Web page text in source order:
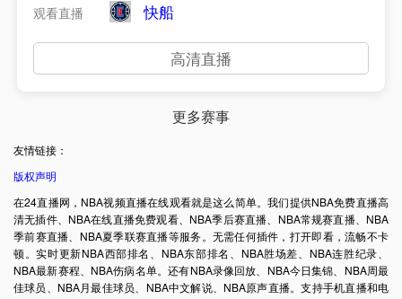
观看直播
快船
高清直播
更多赛事
友情链接：
版权声明
在24直播网，NBA视频直播在线观看就是这么简单。我们提供NBA免费直播高
清无插件、NBA在线直播免费观看、NBA季后赛直播、NBA常规赛直播、NBA
季前赛直播、NBA夏季联赛直播等服务。无需任何插件，打开即看，流畅不卡
顿。实时更新NBA西部排名、NBA东部排名、NBA胜场差、NBA连胜纪录、
NBA最新赛程、NBA伤病名单。还有NBA录像回放、NBA今日集锦、NBA周最
佳球员、NBA月最佳球员、NBA中文解说、NBA原声直播。支持手机直播和电